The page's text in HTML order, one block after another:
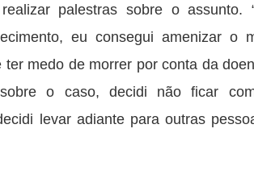
palestras sobre o assunto.
eu consegui amenizar o
medo de morrer por conta da
o caso, decidi não ficar
levar adiante para outras